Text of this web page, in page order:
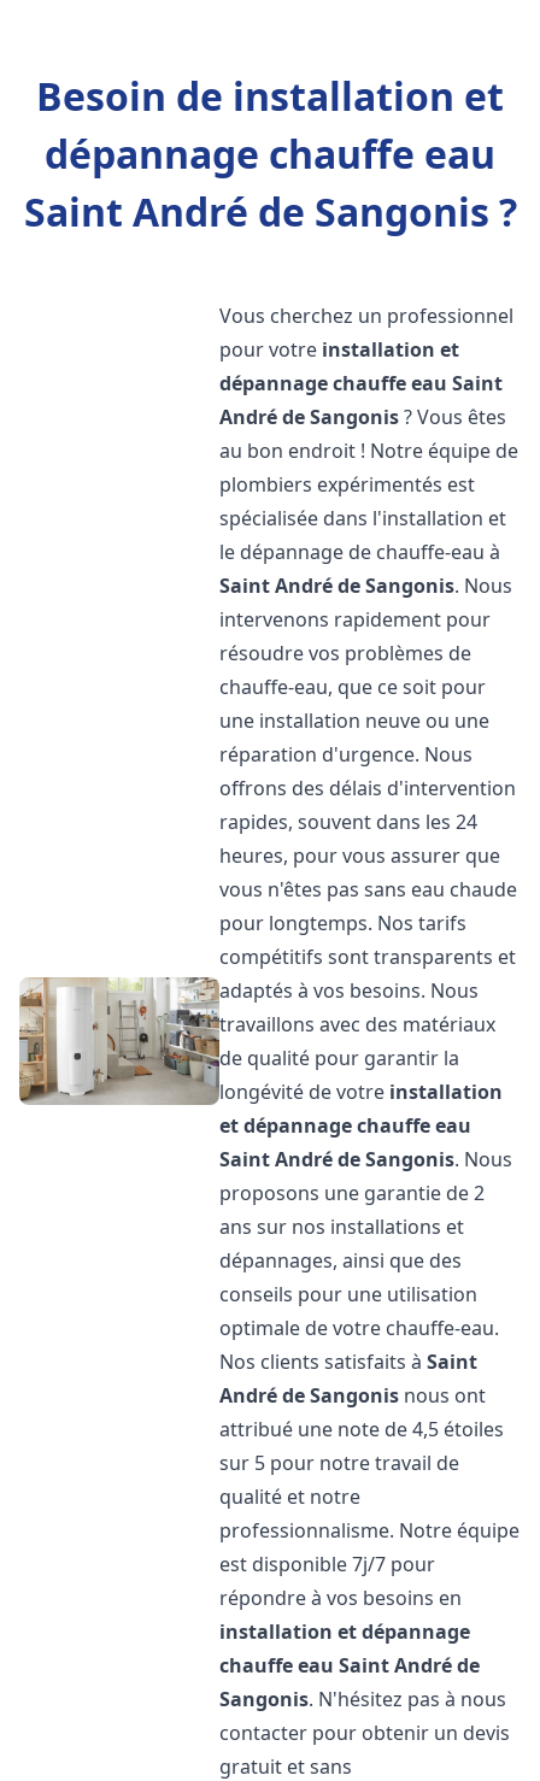
Besoin de installation et
dépannage chauffe eau
Saint André de Sangonis ?
Vous cherchez un professionnel
pour votre installation et
dépannage chauffe eau Saint
André de Sangonis? Vous êtes
au bon endroit ! Notre équipe de
plombiers expérimentés est
spécialisée dans l'installation et
le dépannage de chauffe-eau à
Saint André de Sangonis. Nous
intervenons rapidement pour
résoudre vos problèmes de
chauffe-eau, que ce soit pour
une installation neuve ou une
réparation d'urgence. Nous
offrons des délais d'intervention
rapides, souvent dans les 24
heures, pour vous assurer que
vous n'êtes pas sans eau chaude
pour longtemps. Nos tarifs
compétitifs sont transparents et
adaptés à vos besoins. Nous
travaillons avec des matériaux
de qualité pour garantir la
longévité de votre installation
et dépannage chauffe eau
Saint André de Sangonis. Nous
proposons une garantie de 2
ans sur nos installations et
dépannages, ainsi que des
conseils pour une utilisation
optimale de votre chauffe-eau.
Nos clients satisfaits àSaint
André de Sangonis nous ont
attribué une note de 4,5 étoiles
sur 5 pour notre travail de
qualité et notre
professionnalisme. Notre équipe
est disponible 7j/7 pour
répondre à vos besoins en
installation et dépannage
chauffe eau Saint André de
Sangonis. N'hésitez pas à nous
contacter pour obtenir un devis
gratuit et sans